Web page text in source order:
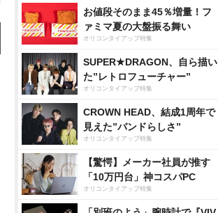
お値段そのまま45％増量！フ
ァミマ夏の大盤振る舞い
オリコンタイアップ特集
SUPER★DRAGON、自ら描い
た”レトロフューチャー”
オリコンタイアップ特集
CROWN HEAD、結成1周年で
見えた”バンドらしさ”
オリコンタイアップ特集
【驚愕】メーカー社員が推す
「10万円台」神コスパPC
オリコンタイアップ特集